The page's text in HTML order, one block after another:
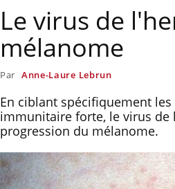
Le virus de
mélanome
Par Anne-Laure Lebrun
En ciblant spécifiquement
immunitaire forte, le virus
progression du mélanome.